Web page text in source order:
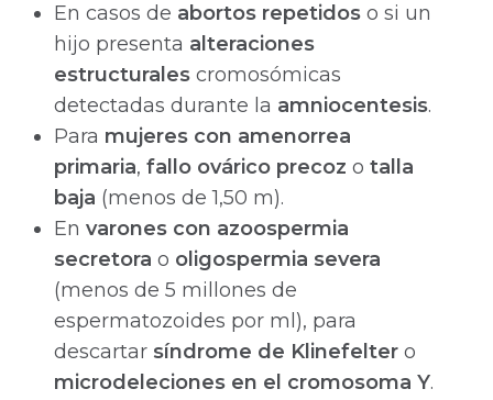
En casos de abortos repetidos o si un
hijo presenta alteraciones
estructurales cromosómicas
detectadas durante la amniocentesis.
Para mujeres con amenorrea
primaria, fallo ovárico precoz o talla
baja (menos de 1,50 m).
En varones con azoospermia
secretora o oligospermia severa
(menos de 5 millones de
espermatozoides por ml), para
descartar síndrome de Klinefelter o
microdeleciones en el cromosoma Y.